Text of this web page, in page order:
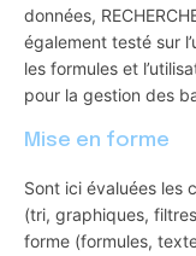
données,
également testé sur
les formules et
pour la gestion des
Mise en forme
Sont ici évaluées les
(tri, graphiques,
forme (formules,